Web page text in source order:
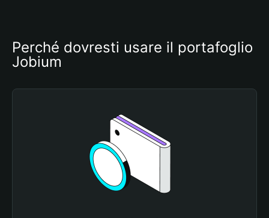
Perché dovresti usare il portafoglio
Jobium